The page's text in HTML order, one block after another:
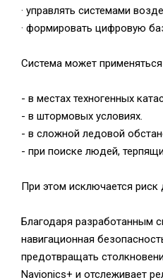
· управлять системами
· формировать цифровую
Система может
- в местах техногенных
- в штормовых условиях.
- в сложной ледовой
- при поиске людей,
При этом исключается
Благодаря разработанным
навигационная
предотвращать
Navionics+ и отслеживает